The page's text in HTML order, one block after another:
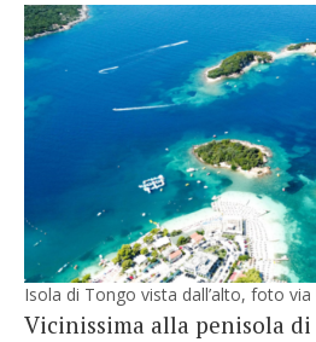
Isola di Tongo vista dall’alto, foto via
Vicinissima alla penisola di